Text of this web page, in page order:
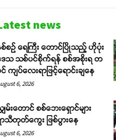
news
စ်စဉ် ရေကြီး တောင်ပြိုသည့် ဟိုပုံး
ေသ သစ်ပင်စိုက်ရန် စစ်အစိုးရ တ
ကျပ်လေးရာဖြင့်ရောင်းချနေ
6, 2026
မ်းတောင် စစ်ဘေးရှောင်များ
ာသီတုတ်ကွေး ဖြစ်ပွားနေ
6, 2026